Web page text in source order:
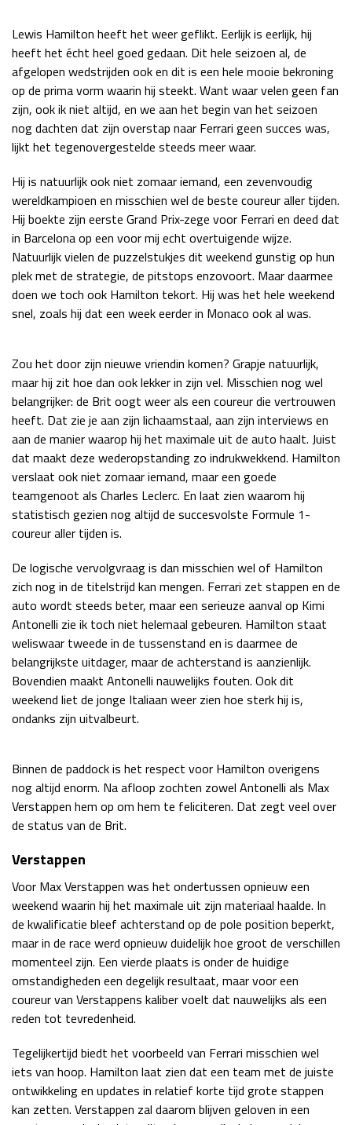
Kwalificatie
za 22:00 - 23:00
Race
zo 21:00 - 23:00
LAS VEGAS GRAND PRIX 2026 20 - 22 nov
Kwalificatie
za 05:00 - 06:00
Race
zo 05:00 - 07:00
GP QATAR 2026 27 - 29 nov
Kwalificatie
za 19:00 - 20:00
GP ABU DHABI 2026 04 - 06 dec
Kwalificatie
za 15:00 - 16:00
Race
zo 14:00 - 16:00
Lewis Hamilton heeft het weer geflikt. Eerlijk is eerlijk, hij
heeft het écht heel goed gedaan. Dit hele seizoen al, de
afgelopen wedstrijden ook en dit is een hele mooie bekroning
op de prima vorm waarin hij steekt. Want waar velen geen fan
zijn, ook ik niet altijd, en we aan het begin van het seizoen
nog dachten dat zijn overstap naar Ferrari geen succes was,
lijkt het tegenovergestelde steeds meer waar.
Hij is natuurlijk ook niet zomaar iemand, een zevenvoudig
wereldkampioen en misschien wel de beste coureur aller tijden.
Hij boekte zijn eerste Grand Prix-zege voor Ferrari en deed dat
in Barcelona op een voor mij echt overtuigende wijze.
Natuurlijk vielen de puzzelstukjes dit weekend gunstig op hun
plek met de strategie, de pitstops enzovoort. Maar daarmee
doen we toch ook Hamilton tekort. Hij was het hele weekend
snel, zoals hij dat een week eerder in Monaco ook al was.
Zou het door zijn nieuwe vriendin komen? Grapje natuurlijk,
maar hij zit hoe dan ook lekker in zijn vel. Misschien nog wel
belangrijker: de Brit oogt weer als een coureur die vertrouwen
heeft. Dat zie je aan zijn lichaamstaal, aan zijn interviews en
aan de manier waarop hij het maximale uit de auto haalt. Juist
dat maakt deze wederopstanding zo indrukwekkend. Hamilton
verslaat ook niet zomaar iemand, maar een goede
teamgenoot als Charles Leclerc. En laat zien waarom hij
statistisch gezien nog altijd de succesvolste Formule 1-
coureur aller tijden is.
De logische vervolgvraag is dan misschien wel of Hamilton
zich nog in de titelstrijd kan mengen. Ferrari zet stappen en de
auto wordt steeds beter, maar een serieuze aanval op Kimi
Antonelli zie ik toch niet helemaal gebeuren. Hamilton staat
weliswaar tweede in de tussenstand en is daarmee de
belangrijkste uitdager, maar de achterstand is aanzienlijk.
Bovendien maakt Antonelli nauwelijks fouten. Ook dit
weekend liet de jonge Italiaan weer zien hoe sterk hij is,
ondanks zijn uitvalbeurt.
Binnen de paddock is het respect voor Hamilton overigens
nog altijd enorm. Na afloop zochten zowel Antonelli als Max
Verstappen hem op om hem te feliciteren. Dat zegt veel over
de status van de Brit.
Verstappen
Voor Max Verstappen was het ondertussen opnieuw een
weekend waarin hij het maximale uit zijn materiaal haalde. In
de kwalificatie bleef achterstand op de pole position beperkt,
maar in de race werd opnieuw duidelijk hoe groot de verschillen
momenteel zijn. Een vierde plaats is onder de huidige
omstandigheden een degelijk resultaat, maar voor een
coureur van Verstappens kaliber voelt dat nauwelijks als een
reden tot tevredenheid.
Tegelijkertijd biedt het voorbeeld van Ferrari misschien wel
iets van hoop. Hamilton laat zien dat een team met de juiste
ontwikkeling en updates in relatief korte tijd grote stappen
kan zetten. Verstappen zal daarom blijven geloven in een